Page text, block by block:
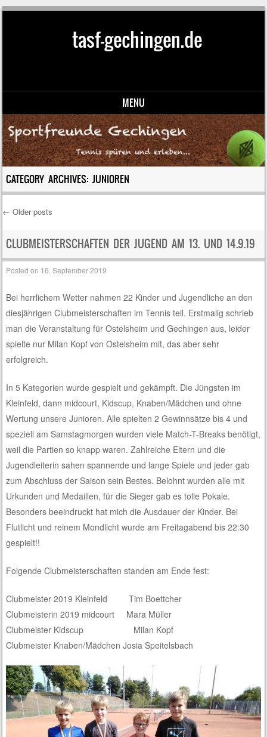
tasf-gechingen.de
MENU
Skip to content
CATEGORY ARCHIVES:JUNIOREN
Post navigation
← Older posts
CLUBMEISTERSCHAFTEN DER JUGEND AM 13. UND 14.9.19
Posted on 16. September 2019
Bei herrlichem Wetter nahmen 22 Kinder und Jugendliche an den
diesjährigen Clubmeisterschaften im Tennis teil. Erstmalig schrieb
man die Veranstaltung für Ostelsheim und Gechingen aus, leider
spielte nur Milan Kopf von Ostelsheim mit, das aber sehr
erfolgreich.
In 5 Kategorien wurde gespielt und gekämpft. Die Jüngsten im
Kleinfeld, dann midcourt, Kidscup, Knaben/Mädchen und ohne
Wertung unsere Junioren. Alle spielten 2 Gewinnsätze bis 4 und
speziell am Samstagmorgen wurden viele Match-T-Breaks benötigt,
weil die Partien so knapp waren. Zahlreiche Eltern und die
Jugendleiterin sahen spannende und lange Spiele und jeder gab
zum Abschluss der Saison sein Bestes. Belohnt wurden alle mit
Urkunden und Medaillen, für die Sieger gab es tolle Pokale.
Besonders beeindruckt hat mich die Ausdauer der Kinder. Bei
Flutlicht und reinem Mondlicht wurde am Freitagabend bis 22:30
gespielt!!
Folgende Clubmeisterschaften standen am Ende fest:
Clubmeister 2019 Kleinfeld Tim Boettcher
Clubmeisterin 2019 midcourt Mara Müller
Clubmeister Kidscup Milan Kopf
Clubmeister Knaben/Mädchen Josia Speitelsbach